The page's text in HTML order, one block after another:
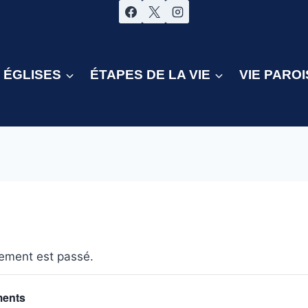
ÉGLISES ÉTAPES DE LA VIE VIE
est passé.